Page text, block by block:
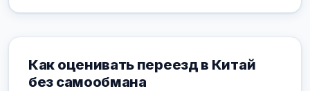
Как оценивать переезд в Китай
без самообмана